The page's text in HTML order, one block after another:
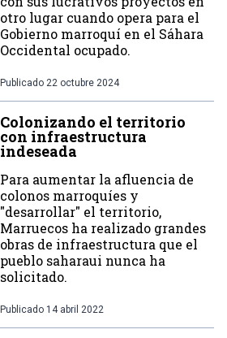
otro lugar cuando opera para el
Gobierno marroquí en el Sáhara
Occidental ocupado.
Publicado 22 octubre 2024
Colonizando el territorio
con infraestructura
indeseada
Para aumentar la afluencia de
colonos marroquíes y
"desarrollar" el territorio,
Marruecos ha realizado grandes
obras de infraestructura que el
pueblo saharaui nunca ha
solicitado.
Publicado 14 abril 2022